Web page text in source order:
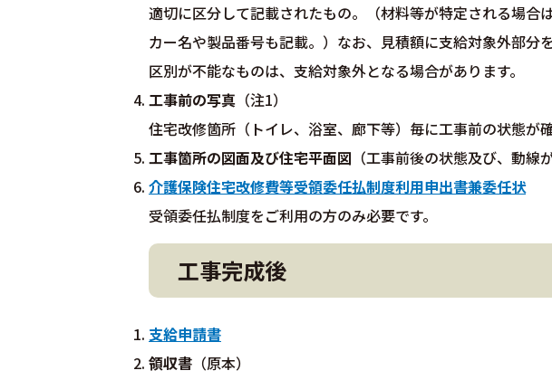
適切に区分して記載されたもの。（材料等が特定される場合
カー名や製品番号も記載。）なお、見積額に支給対象外部分
区別が不能なものは、支給対象外となる場合があります。
工事前の写真 （注1）
住宅改修箇所（トイレ、浴室、廊下等）毎に工事前の状態が
工事箇所の図面及び住宅平面図 （工事前後の状態及び、動線
介護保険住宅改修費等受領委任払制度利用申出書兼委任状
受領委任払制度をご利用の方のみ必要です。
工事完成後
支給申請書
領収書 （原本）